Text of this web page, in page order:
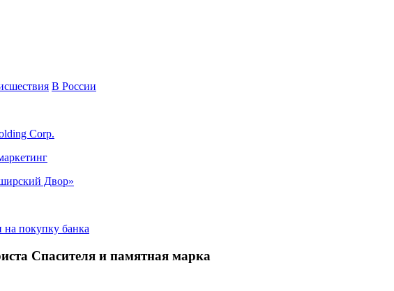
В России
Corp.
Двор»
на покупку банка
Спасителя и памятная марка